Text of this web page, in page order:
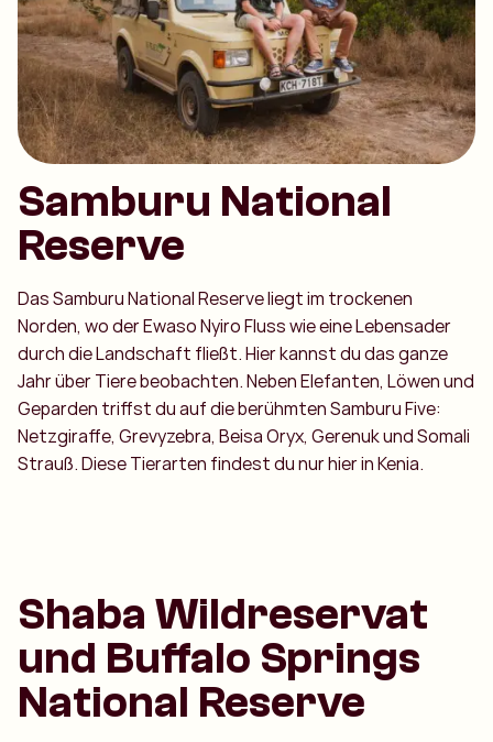
Samburu National
Reserve
Das Samburu National Reserve liegt im trockenen
Norden, wo der Ewaso Nyiro Fluss wie eine Lebensader
durch die Landschaft fließt. Hier kannst du das ganze
Jahr über Tiere beobachten. Neben Elefanten, Löwen und
Geparden triffst du auf die berühmten Samburu Five:
Netzgiraffe, Grevyzebra, Beisa Oryx, Gerenuk und Somali
Strauß. Diese Tierarten findest du nur hier in Kenia.
Shaba Wildreservat
und Buffalo Springs
National Reserve